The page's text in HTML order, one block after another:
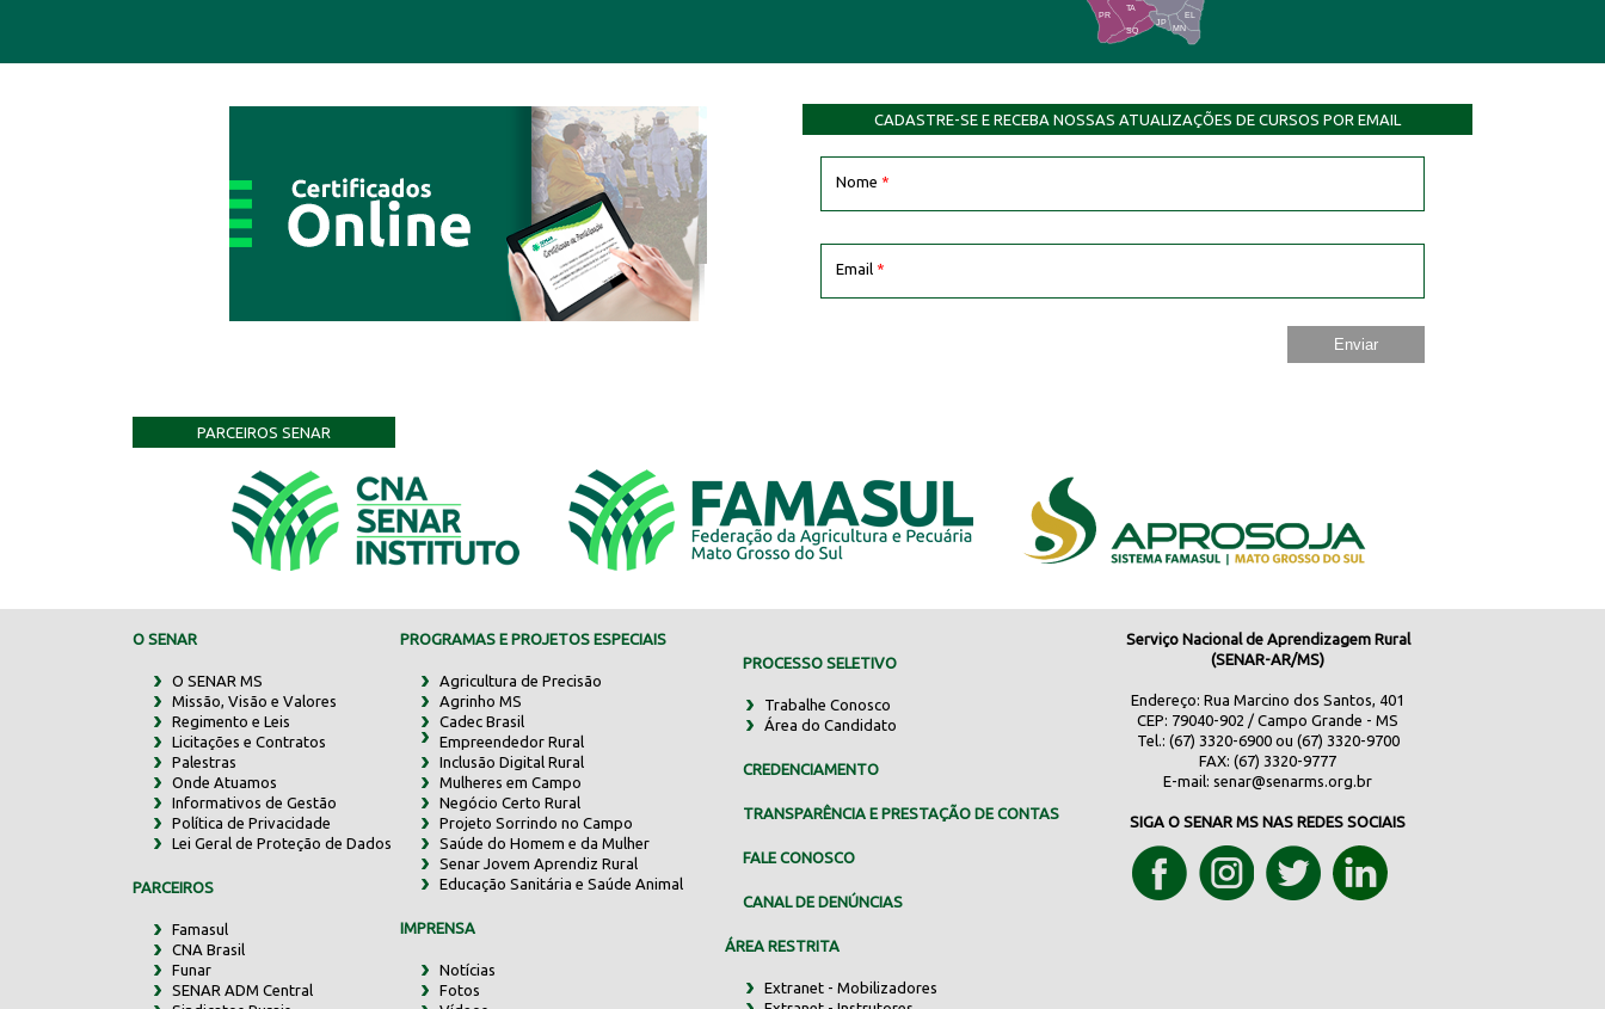
EL
JP
PR
TA
SQ MN
CADASTRE-SE E RECEBA NOSSAS ATUALIZAÇÕES DE CURSOS POR EMAIL
Nome *
Email *
PARCEIROS SENAR
O SENAR
O SENAR MS
Missão, Visão e Valores
Regimento e Leis
Licitações e Contratos
Palestras
Onde Atuamos
Informativos de Gestão
Política de Privacidade
Lei Geral de Proteção de Dados
PARCEIROS
Famasul
CNA Brasil
Funar
SENAR ADM Central
PROGRAMAS E PROJETOS ESPECIAIS
Agricultura de Precisão
Agrinho MS
Cadec Brasil
Empreendedor Rural
Inclusão Digital Rural
Mulheres em Campo
Negócio Certo Rural
Projeto Sorrindo no Campo
Saúde do Homem e da Mulher
Senar Jovem Aprendiz Rural
Educação Sanitária e Saúde Animal
IMPRENSA
Notícias
Fotos
PROCESSO SELETIVO
Trabalhe Conosco
Área do Candidato
CREDENCIAMENTO
TRANSPARÊNCIA E PRESTAÇÃO DE CONTAS
FALE CONOSCO
CANAL DE DENÚNCIAS
ÁREA RESTRITA
Extranet - Mobilizadores
Serviço Nacional de Aprendizagem Rural
(SENAR-AR/MS)
Endereço: Rua Marcino dos Santos, 401
CEP: 79040-902 / Campo Grande - MS
Tel.: (67) 3320-6900 ou (67) 3320-9700
FAX: (67) 3320-9777
E-mail:senar@senarms.org.br
SIGA O SENAR MS NAS REDES SOCIAIS